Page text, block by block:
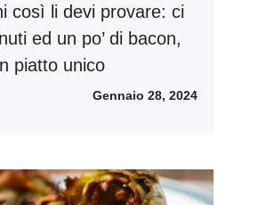
così li devi provare: ci
ed un po’ di bacon,
piatto unico
Gennaio 28, 2024